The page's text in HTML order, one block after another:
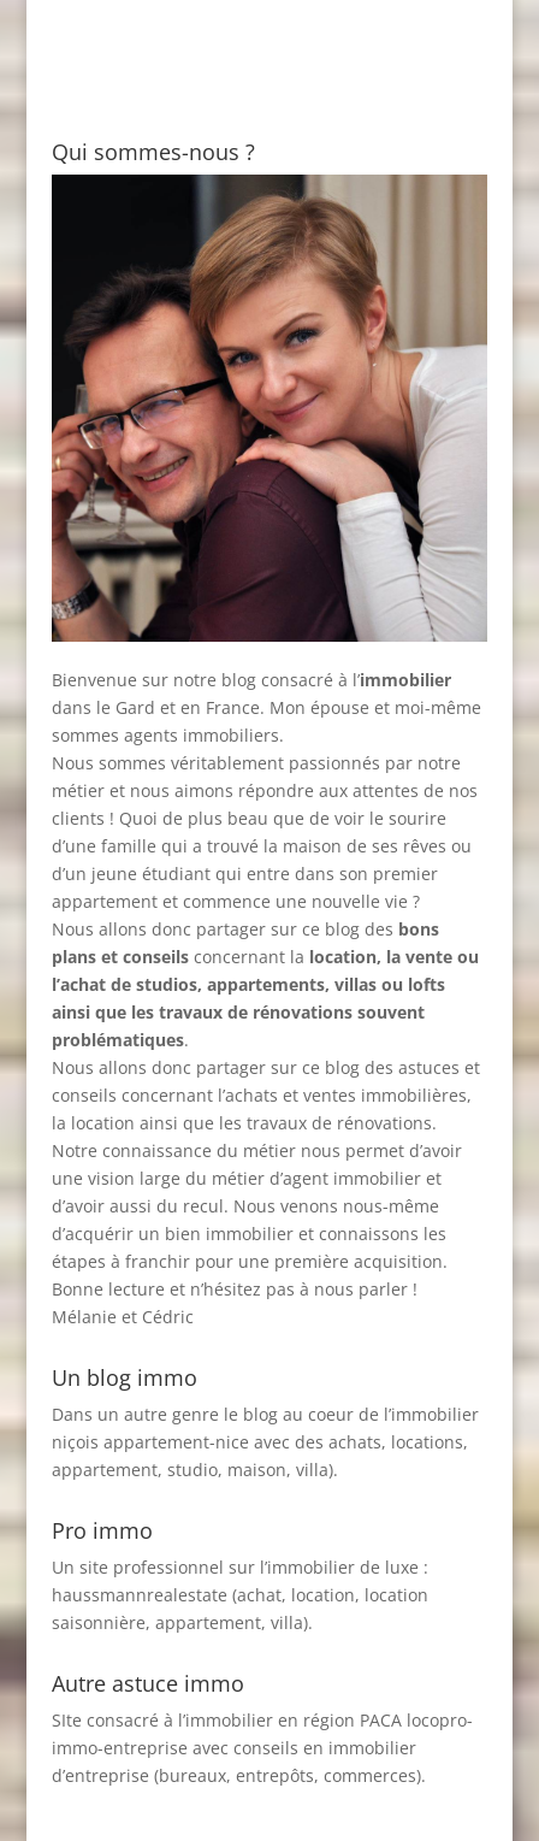
Qui sommes-nous ?
Bienvenue sur notre blog consacré à l’immobilier
dans le Gard et en France. Mon épouse et moi-même
sommes agents immobiliers.
Nous sommes véritablement passionnés par notre
métier et nous aimons répondre aux attentes de nos
clients ! Quoi de plus beau que de voir le sourire
d’une famille qui a trouvé la maison de ses rêves ou
d’un jeune étudiant qui entre dans son premier
appartement et commence une nouvelle vie ?
Nous allons donc partager sur ce blog des bons
plans et conseilsconcernant la location, la vente ou
l’achat de studios, appartements, villas ou lofts
ainsi que les travaux de rénovations souvent
problématiques.
Nous allons donc partager sur ce blog des astuces et
conseils concernant l’achats et ventes immobilières,
la location ainsi que les travaux de rénovations.
Notre connaissance du métier nous permet d’avoir
une vision large du métier d’agent immobilier et
d’avoir aussi du recul. Nous venons nous-même
d’acquérir un bien immobilier et connaissons les
étapes à franchir pour une première acquisition.
Bonne lecture et n’hésitez pas à nous parler !
Mélanie et Cédric
Un blog immo
Dans un autre genre le blog au coeur de l’immobilier
niçois appartement-nice avec des achats, locations,
appartement, studio, maison, villa).
Pro immo
Un site professionnel sur l’immobilier de luxe :
haussmannrealestate (achat, location, location
saisonnière, appartement, villa).
Autre astuce immo
SIte consacré à l’immobilier en région PACA locopro-
immo-entreprise avec conseils en immobilier
d’entreprise (bureaux, entrepôts, commerces).